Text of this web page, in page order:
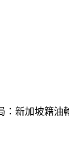
新加坡籍油